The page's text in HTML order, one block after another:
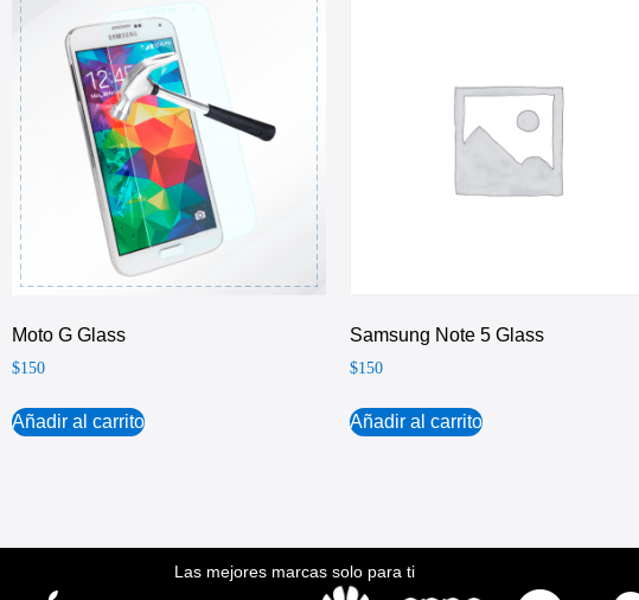
Moto G Glass
$150
Añadir al carrito
Samsung Note 5 Glass
$150
Añadir al carrito
Las mejores marcas solo para ti